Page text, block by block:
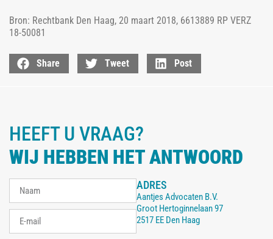
Bron: Rechtbank Den Haag, 20 maart 2018, 6613889 RP VERZ
18-50081
Share Tweet Post
HEEFT U VRAAG?
WIJ HEBBEN HET ANTWOORD
ADRES
Aantjes Advocaten B.V.
Groot Hertoginnelaan 97
2517 EE Den Haag